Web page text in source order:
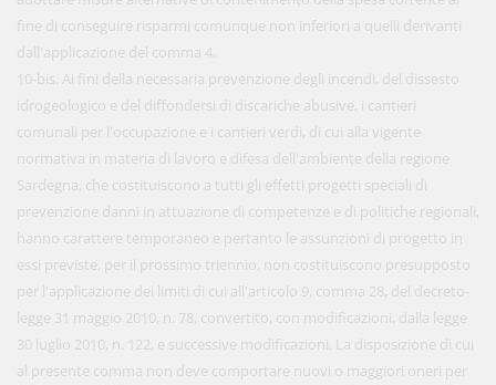
fine di conseguire risparmi comunque non inferiori a quelli derivanti
dall'applicazione del comma 4.
10-bis. Ai fini della necessaria prevenzione degli incendi, del dissesto
idrogeologico e del diffondersi di discariche abusive, i cantieri
comunali per l'occupazione e i cantieri verdi, di cui alla vigente
normativa in materia di lavoro e difesa dell'ambiente della regione
Sardegna, che costituiscono a tutti gli effetti progetti speciali di
prevenzione danni in attuazione di competenze e di politiche regionali,
hanno carattere temporaneo e pertanto le assunzioni di progetto in
essi previste, per il prossimo triennio, non costituiscono presupposto
per l'applicazione dei limiti di cui all'articolo 9, comma 28, del decreto-
legge 31 maggio 2010, n. 78, convertito, con modificazioni, dalla legge
30 luglio 2010, n. 122, e successive modificazioni. La disposizione di cui
al presente comma non deve comportare nuovi o maggiori oneri per